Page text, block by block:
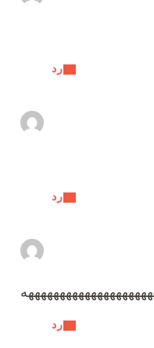
رد
رد
رد